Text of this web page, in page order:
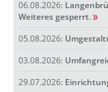
06.08.2026:
Weiteres gesperrt.
05.08.2026:
03.08.2026:
29.07.2026: